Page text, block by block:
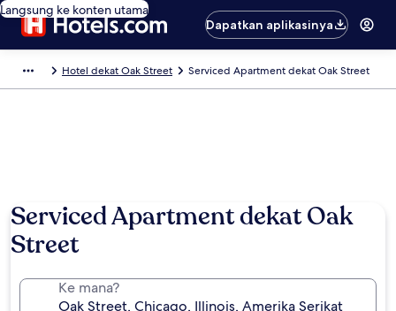
Langsung ke konten utama
Dapatkan aplikasinya
Hotel dekat Oak Street Serviced Apartment dekat Oak Street
Serviced Apartment dekat Oak
Street
Ke mana?
Oak Street, Chicago, Illinois, Amerika Serikat